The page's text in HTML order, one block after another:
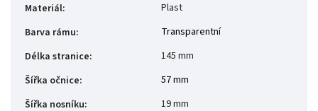
Materiál:
Plast
Barva rámu:
Transparentní
Délka stranice:
145 mm
Šířka očnice:
57 mm
Šířka nosníku: 19 mm